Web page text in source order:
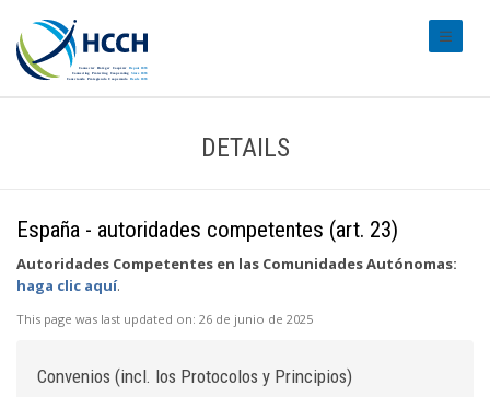
DETAILS
España - autoridades competentes (art. 23)
Autoridades Competentes en las Comunidades Autónomas:
haga clic aquí.
This page was last updated on: 26 de junio de 2025
Convenios (incl. los Protocolos y Principios)